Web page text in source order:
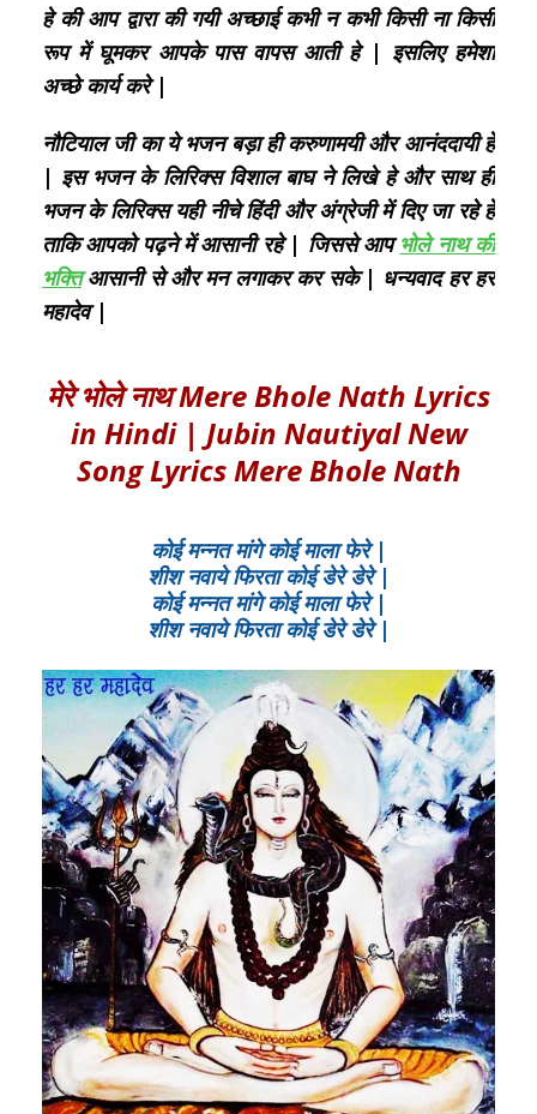
हे की आप द्वारा की गयी अच्छाई कभी न कभी किसी ना किसी
रूप में घूमकर आपके पास वापस आती हे | इसलिए हमेशा
अच्छे कार्य करे |
नौटियाल जी का ये भजन बड़ा ही करुणामयी और आनंददायी हे
| इस भजन के लिरिक्स विशाल बाघ ने लिखे हे और साथ ही
भजन के लिरिक्स यही नीचे हिंदी और अंग्रेजी में दिए जा रहे हे
ताकि आपको पढ़ने में आसानी रहे | जिससे आपभोले नाथ की
भक्तिआसानी से और मन लगाकर कर सके | धन्यवाद हर हर
महादेव |
मेरे भोले नाथ Mere Bhole Nath Lyrics
in Hindi | Jubin Nautiyal New
Song Lyrics Mere Bhole Nath
कोई मन्नत मांगे कोई माला फेरे |
शीश नवाये फिरता कोई डेरे डेरे |
कोई मन्नत मांगे कोई माला फेरे |
शीश नवाये फिरता कोई डेरे डेरे |